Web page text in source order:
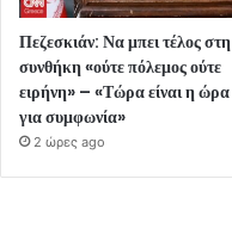
Πεζεσκιάν: Να μπει τέλος στη
συνθήκη «ούτε πόλεμος ούτε
ειρήνη» – «Τώρα είναι η ώρα
για συμφωνία»
2 ώρες ago